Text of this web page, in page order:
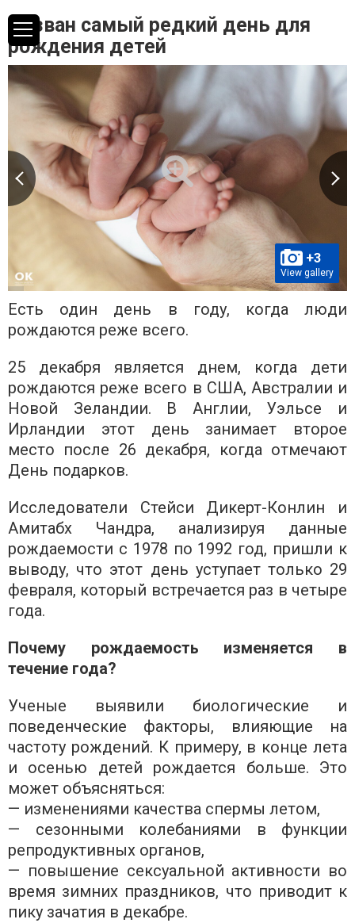
Назван самый редкий день для
рождения детей
+3
View gallery
Есть один день в году, когда люди
рождаются реже всего.
25 декабря является днем, когда дети
рождаются реже всего в США, Австралии и
Новой Зеландии. В Англии, Уэльсе и
Ирландии этот день занимает второе
место после 26 декабря, когда отмечают
День подарков.
Исследователи Стейси Дикерт-Конлин и
Амитабх Чандра, анализируя данные
рождаемости с 1978 по 1992 год, пришли к
выводу, что этот день уступает только 29
февраля, который встречается раз в четыре
года.
Почему рождаемость изменяется в
течение года?
Ученые выявили биологические и
поведенческие факторы, влияющие на
частоту рождений. К примеру, в конце лета
и осенью детей рождается больше. Это
может объясняться:
— изменениями качества спермы летом,
— сезонными колебаниями в функции
репродуктивных органов,
— повышение сексуальной активности во
время зимних праздников, что приводит к
пику зачатия в декабре.